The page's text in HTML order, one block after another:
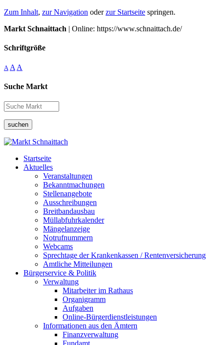
Zum Inhalt, zur Navigation oderzur Startseite springen.
Markt Schnaittach | Online: https://www.schnaittach.de/
Schriftgröße
A A A
Suche Markt
suchen
Startseite
Aktuelles
Veranstaltungen
Bekanntmachungen
Stellenangebote
Ausschreibungen
Breitbandausbau
Müllabfuhrkalender
Mängelanzeige
Notrufnummern
Webcams
Sprechtage der Krankenkassen / Rentenversicherung
Amtliche Mitteilungen
Bürgerservice & Politik
Verwaltung
Mitarbeiter im Rathaus
Organigramm
Aufgaben
Online-Bürgerdienstleistungen
Informationen aus den Ämtern
Finanzverwaltung
Fundamt